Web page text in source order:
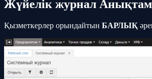
Жүйелік журнал
Қызметкерлер орындайтын БАРЛЫҚ